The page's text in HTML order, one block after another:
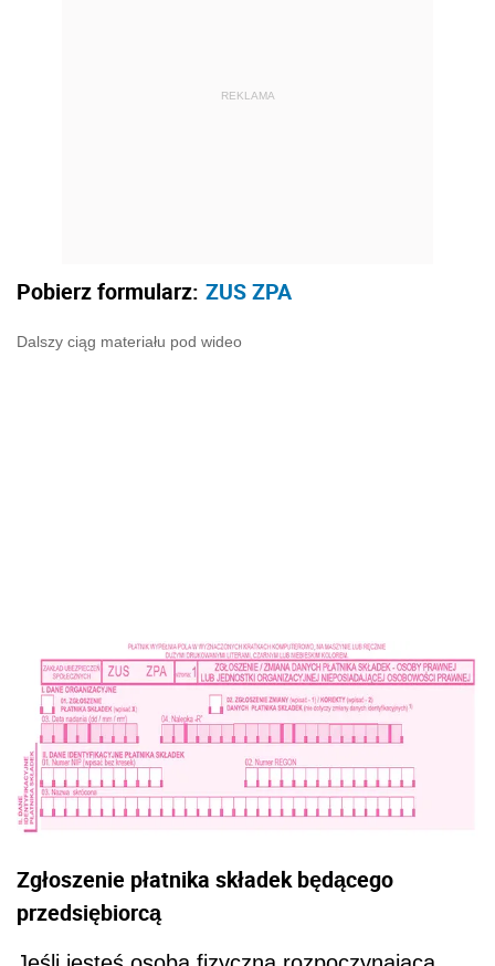
REKLAMA
Pobierz formularz: ZUS ZPA
Dalszy ciąg materiału pod wideo
Zgłoszenie płatnika składek będącego
przedsiębiorcą